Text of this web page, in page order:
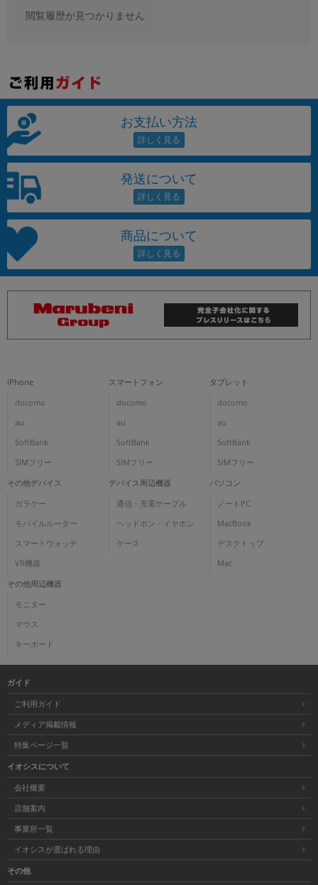
閲覧履歴が見つかりません
お支払い方法
発送について
商品について
iPhone
docomo
au
SoftBank
SIMフリー
スマートフォン
docomo
au
SoftBank
SIMフリー
タブレット
docomo
au
SoftBank
SIMフリー
その他デバイス
ガラケー
モバイルルーター
スマートウォッチ
VR機器
デバイス周辺機器
通信・充電ケーブル
ヘッドホン・イヤホン
ケース
パソコン
ノートPC
MacBook
デスクトップ
Mac
その他周辺機器
モニター
マウス
キーボード
ガイド
ご利用ガイド
メディア掲載情報
特集ページ一覧
イオシスについて
会社概要
店舗案内
事業所一覧
イオシスが選ばれる理由
その他